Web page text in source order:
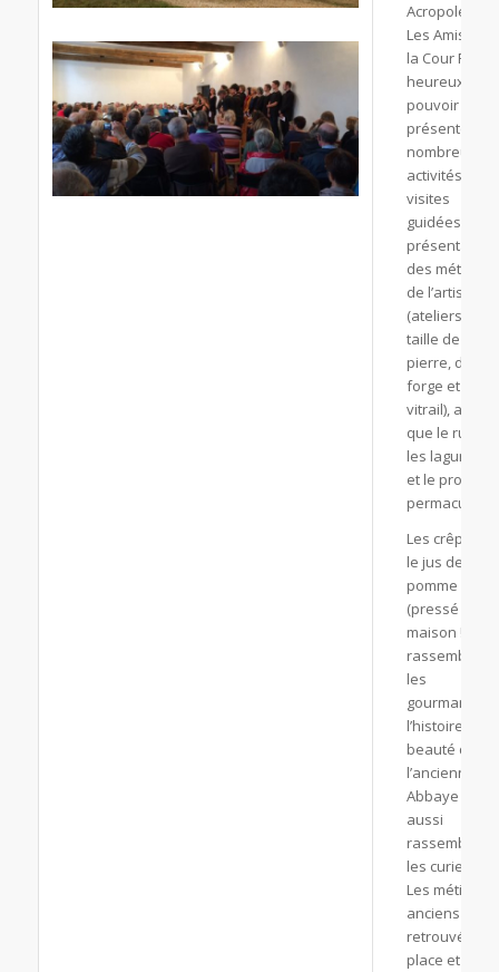
Acropole et
Les Amis de
la Cour
heureux de
pouvoir
présenter de
nombreuses
activités :
visites
guidées,
présentation
des métiers
de l’artisanat
(ateliers de
taille de
pierre, de
forge et de
vitrail), ainsi
que le rucher,
les
et le projet de
Les crêpes et
le jus de
pomme
(pressé
maison !) ont
rassemblé
les
gourmands ;
l’histoire et la
beauté de
l’ancienne
Abbaye ont
aussi
rassemblé
les curieux.
Les métiers
anciens ont
retrouvé leur
place et leur